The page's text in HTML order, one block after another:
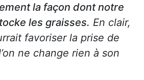
la façon dont notre
les graisses. En clair,
favoriser la prise de
ne change rien à son